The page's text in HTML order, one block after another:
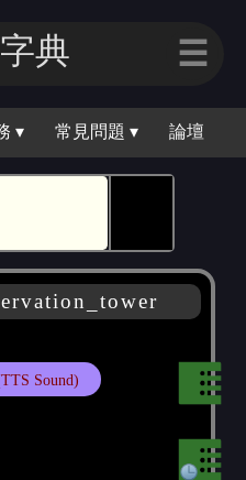
典 ☰
▾ 常見問題 ▾ 論壇
Sound)